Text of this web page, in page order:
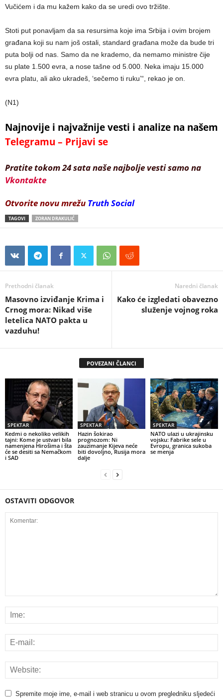
Vučićem i da mu kažem kako da se uredi ovo tržište.
Stoti put ponavljam da sa resursima koje ima Srbija i ovim brojem
građana koji su nam još ostali, standard građana može da bude tri
puta bolji od nas. Samo da ne krademo, da nemamo ministre čije
su plate 1.500 evra, a nose tašne od 5.000. Neka imaju 15.000
evra platu, ali ako ukradeš, ‘sečemo ti ruku’“, rekao je on.
(N1)
Najnovije i najvažnije vesti i analize na našem
Telegramu – Prijavi se
Pratite tokom 24 sata naše najbolje vesti samo na
Vkontakte
Otvorite novu mrežu Truth Social
TAGOVI ZORAN DRAKULIĆ
Prethodni članak
Masovno izviđanje Krima i
Crnog mora: Nikad više
letelica NATO pakta u
vazduhu!
Naredni članak
Kako će izgledati obavezno
služenje vojnog roka
POVEZANI ČLANCI
SPEKTAR
Kedmi o nekoliko velikih
tajni: Kome je ustvari bila
namenjena Hirošima i šta
će se desiti sa Nemačkom
i SAD
SPEKTAR
Hazin šokirao
prognozom: Ni
zauzimanje Kijeva neće
biti dovoljno, Rusija mora
dalje
SPEKTAR
NATO ulazi u ukrajinsku
vojsku: Fabrike sele u
Evropu, granica sukoba
se menja
OSTAVITI ODGOVOR
Spremite moje ime, e-mail i web stranicu u ovom pregledniku sljedeći